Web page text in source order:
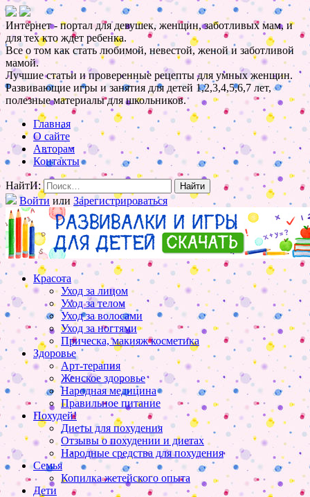
Интернет - портал для девушек, женщин, заботливых мам, и
для тех кто ждет ребенка.
Все о том как стать любимой, невестой, женой и заботливой
мамой.
Лучшие статьи и проверенные рецепты для умных женщин.
Развивающие игры и занятия для детей 1,2,3,4,5,6,7 лет,
полезные материалы для школьников.
Главная
О сайте
Авторам
Контакты
НайтИ:
Войти или Зарегистрироваться
Красота
Уход за лицом
Уход за телом
Уход за волосами
Уход за ногтями
Прическа, макияж косметика
Здоровье
Арт-терапия
Женское здоровье
Народная медицина
Правильное питание
Похудей!
Диеты для похудения
Отзывы о похудении и диетах
Народные средства для похудения
Семья
Копилка жетейского опыта
Дети